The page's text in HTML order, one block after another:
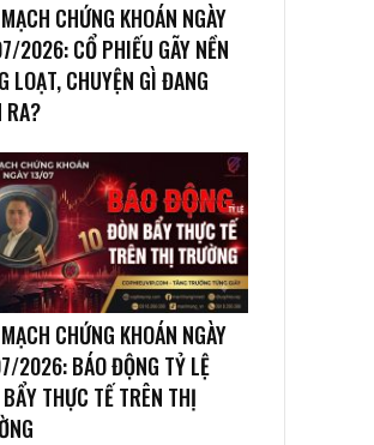
CHỨNG KHOÁN NGÀY
2026: CỔ PHIẾU GÃY NỀN
LOẠT, CHUYỆN GÌ ĐANG
RA?
CHỨNG KHOÁN NGÀY
2026: BÁO ĐỘNG TỶ LỆ
THỰC TẾ TRÊN THỊ